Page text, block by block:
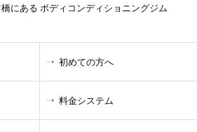
にある ボディコンディショニングジム
初めての方へ
料金システム